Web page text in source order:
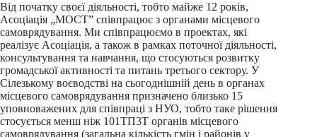
Від початку своєї діяльності, тобто майже 12 років,
Асоціація „МОСТ” співпрацює з органами місцевого
самоврядування. Ми співпрацюємо в проектах, які
реалізує Асоціація, а також в рамках поточної діяльності,
консультування та навчання, що стосуються розвитку
громадської активності та питань третього сектору. У
Сілезькому воєводстві на сьогоднішній день в органах
місцевого самоврядування призначено близько 15
уповноважених для співпраці з НУО, тобто таке рішення
стосується менш ніж 101ТП3Т органів місцевого
самоврядування (загальна кількість гмін і районів у